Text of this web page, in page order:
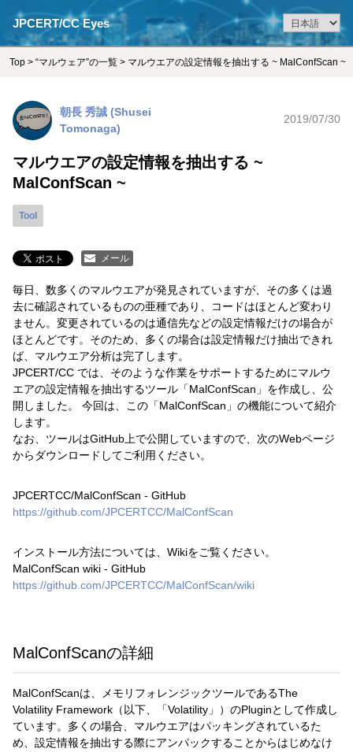
JPCERT/CC Eyes
Top > “マルウェア”の一覧 > マルウエアの設定情報を抽出する ~ MalConfScan ~
朝長 秀誠 (Shusei
Tomonaga)
2019/07/30
マルウエアの設定情報を抽出する ~
MalConfScan ~
Tool
メール
毎日、数多くのマルウエアが発見されていますが、その多くは過
去に確認されているものの亜種であり、コードはほとんど変わり
ません。変更されているのは通信先などの設定情報だけの場合が
ほとんどです。そのため、多くの場合は設定情報だけ抽出できれ
ば、マルウエア分析は完了します。
JPCERT/CC では、そのような作業をサポートするためにマルウ
エアの設定情報を抽出するツール「MalConfScan」を作成し、公
開しました。 今回は、この「MalConfScan」の機能について紹介
します。
なお、ツールはGitHub上で公開していますので、次のWebページ
からダウンロードしてご利用ください。
JPCERTCC/MalConfScan - GitHub
https://github.com/JPCERTCC/MalConfScan
インストール方法については、Wikiをご覧ください。
MalConfScan wiki - GitHub
https://github.com/JPCERTCC/MalConfScan/wiki
MalConfScanの詳細
MalConfScanは、メモリフォレンジックツールであるThe
Volatility Framework（以下、「Volatility」）のPluginとして作成し
ています。多くの場合、マルウエアはパッキングされているた
め、設定情報を抽出する際にアンパックすることからはじめなけ